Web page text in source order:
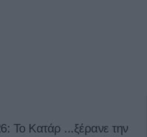
Το Κατάρ ...ξέρανε την